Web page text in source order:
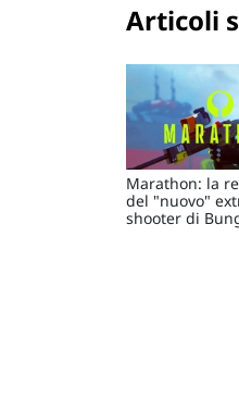
Articoli
Marathon: la
del "nuovo"
shooter di